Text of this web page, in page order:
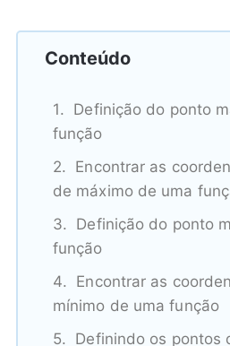
Conteúdo
Definição do ponto
função
Encontrar as
de máximo de uma
Definição do ponto
função
Encontrar as
mínimo de uma função
Definindo os pontos